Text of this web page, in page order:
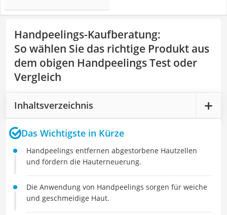
Handpeelings-Kaufberatung:
So wählen Sie das richtige Produkt aus
dem obigen Handpeelings Test oder
Vergleich
Inhaltsverzeichnis
Das Wichtigste in Kürze
Handpeelings entfernen abgestorbene Hautzellen
und fördern die Hauterneuerung.
Die Anwendung von Handpeelings sorgen für weiche
und geschmeidige Haut.